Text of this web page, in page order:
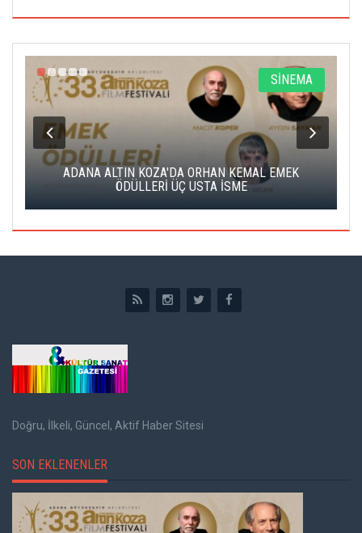
SİNEMA
ADANA ALTIN KOZA'DA ORHAN KEMAL EMEK
ÖDÜLLERİ ÜÇ USTA İSME
Doğru, İlkeli, Güncel, Aktif Haber Sitesi
SON EKLENENLER